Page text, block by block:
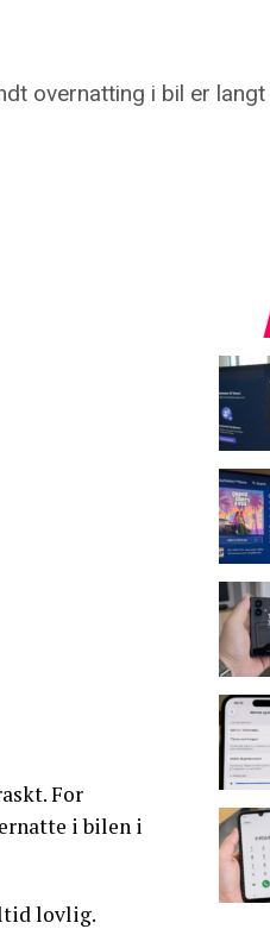
overnatting i bil er
For
i bilen i
lovlig.